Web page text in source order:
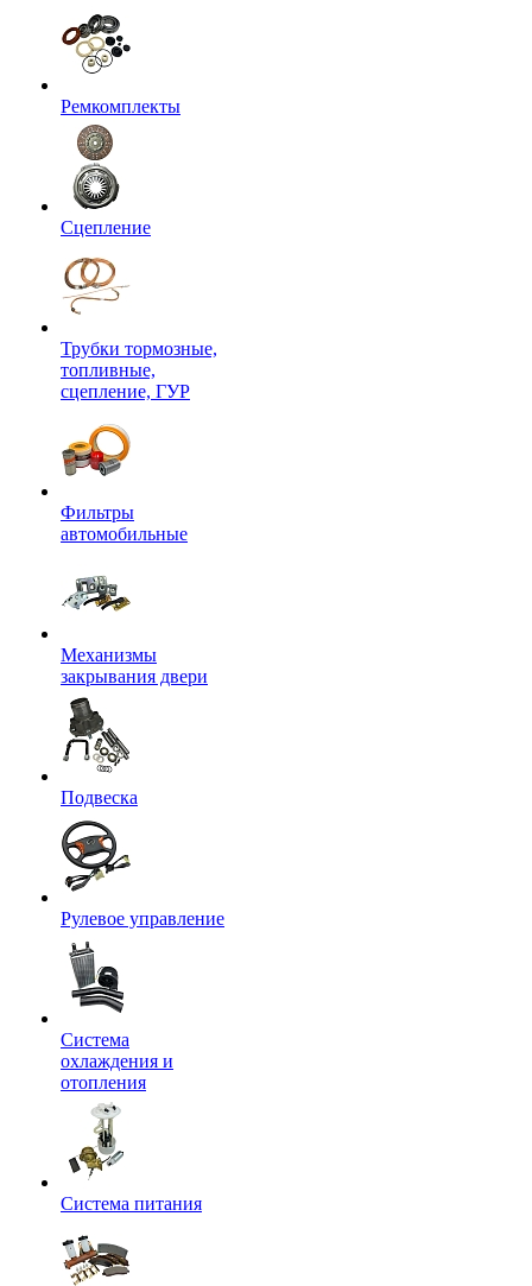
Ремкомплекты
Сцепление
Трубки тормозные,
топливные,
сцепление, ГУР
Фильтры
автомобильные
Механизмы
закрывания двери
Подвеска
Рулевое управление
Система
охлаждения и
отопления
Система питания